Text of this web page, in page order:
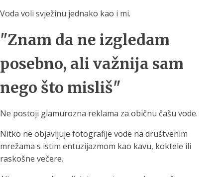
Voda voli svježinu jednako kao i mi.
"Znam da ne izgledam
posebno, ali važnija sam
nego što misliš"
Ne postoji glamurozna reklama za običnu čašu vode.
Nitko ne objavljuje fotografije vode na društvenim
mrežama s istim entuzijazmom kao kavu, koktele ili
raskošne večere.